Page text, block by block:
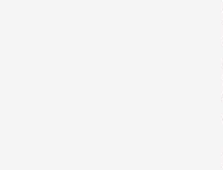
explorer de
4 min de